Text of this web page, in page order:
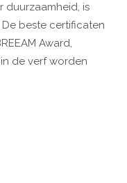
duurzaamheid, is
De beste certificaten
Award,
de verf worden